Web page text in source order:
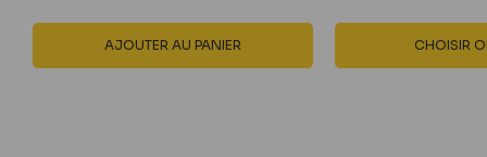
AJOUTER AU PANIER CHOISIR